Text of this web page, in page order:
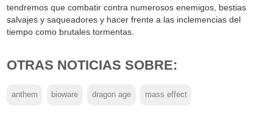
tendremos que combatir contra numerosos enemigos, bestias
salvajes y saqueadores y hacer frente a las inclemencias del
tiempo como brutales tormentas.
OTRAS NOTICIAS SOBRE:
anthem bioware dragon age mass effect